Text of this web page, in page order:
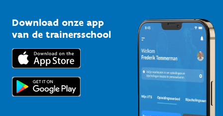
Bedrijven
Trainers en begeleiders
Topsporters
Kennisplatform
Downloads
Voor de pers
Download onze app
van de trainersschool